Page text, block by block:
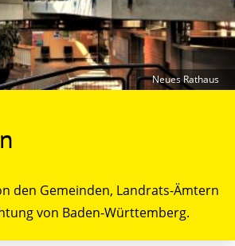
den Gemeinden, Landrats-Ämtern
von Baden-Württemberg.
Neues Rathaus